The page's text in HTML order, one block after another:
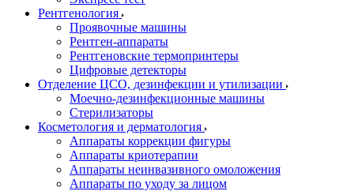
Рентгенология
Проявочные машины
Рентген-аппараты
Рентгеновские термопринтеры
Цифровые детекторы
Отделение ЦСО, дезинфекции и утилизации
Моечно-дезинфекционные машины
Стерилизаторы
Косметология и дерматология
Аппараты коррекции фигуры
Аппараты криотерапии
Аппараты неинвазивного омоложения
Аппараты по уходу за лицом